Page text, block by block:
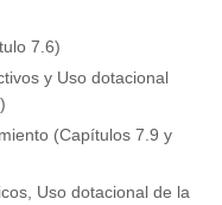
7.6)
y Uso dotacional
(Capítulos 7.9 y
Uso dotacional de la